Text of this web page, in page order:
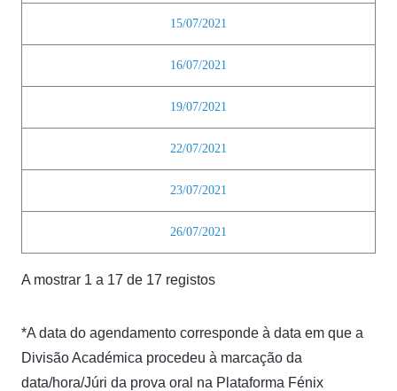
15/07/2021
16/07/2021
19/07/2021
22/07/2021
23/07/2021
26/07/2021
A mostrar 1 a 17 de 17 registos
*A data do agendamento corresponde à data em que a
Divisão Académica procedeu à marcação da
data/hora/Júri da prova oral na Plataforma Fénix